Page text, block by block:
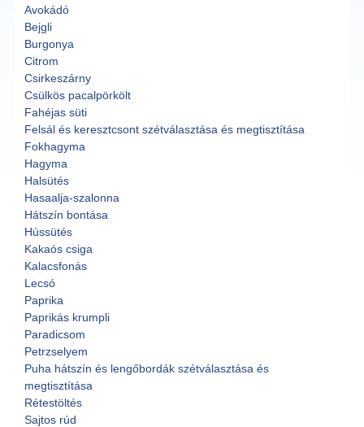
Avokádó
Bejgli
Burgonya
Citrom
Csirkeszárny
Csülkös pacalpörkölt
Fahéjas süti
Felsál és keresztcsont szétválasztása és megtisztítása
Fokhagyma
Hagyma
Halsütés
Hasaalja-szalonna
Hátszín bontása
Hússütés
Kakaós csiga
Kalacsfonás
Lecsó
Paprika
Paprikás krumpli
Paradicsom
Petrzselyem
Puha hátszín és lengőbordák szétválasztása és
megtisztítása
Rétestöltés
Sajtos rúd